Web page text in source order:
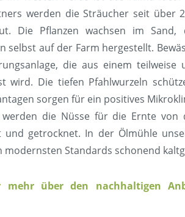
werden die Sträucher seit über
Die Pflanzen wachsen im
selbst auf der Farm hergestellt.
die aus einem
wird. Die tiefen Pfahlwurzeln
sorgen für ein positives
die Nüsse für die Ernte von
und getrocknet. In der Ölmühle
modernsten Standards schonend
mehr über den nachhaltigen